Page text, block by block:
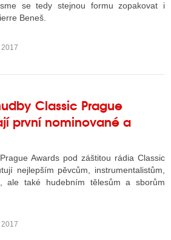
se tedy stejnou formu zopakovat i
Beneš.
2017
Classic Prague
první nominované a
Awards pod záštitou rádia Classic
nejlepším pěvcům, instrumentalistům,
ale také hudebním tělesům a sborům
2017